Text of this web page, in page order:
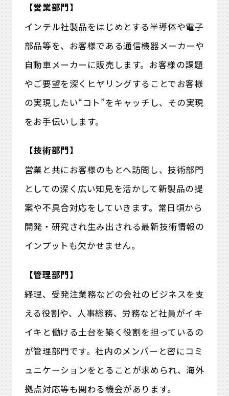
【営業部門】
インテル社製品をはじめとする半導体や電子
部品等を、お客様である通信機器メーカーや
自動車メーカーに販売します。お客様の課題
やご要望を深くヒヤリングすることでお客様
の実現したい“コト”をキャッチし、その実現
をお手伝いします。
【技術部門】
営業と共にお客様のもとへ訪問し、技術部門
としての深く広い知見を活かして新製品の提
案や不具合対応をしていきます。常日頃から
開発・研究され生み出される最新技術情報の
インプットも欠かせません。
【管理部門】
経理、受発注業務などの会社のビジネスを支
える役割や、人事総務、労務など社員がイキ
イキと働ける土台を築く役割を担っているの
が管理部門です。社内のメンバーと密にコミ
ュニケーションをとることが求められ、海外
拠点対応等も関わる機会があります。